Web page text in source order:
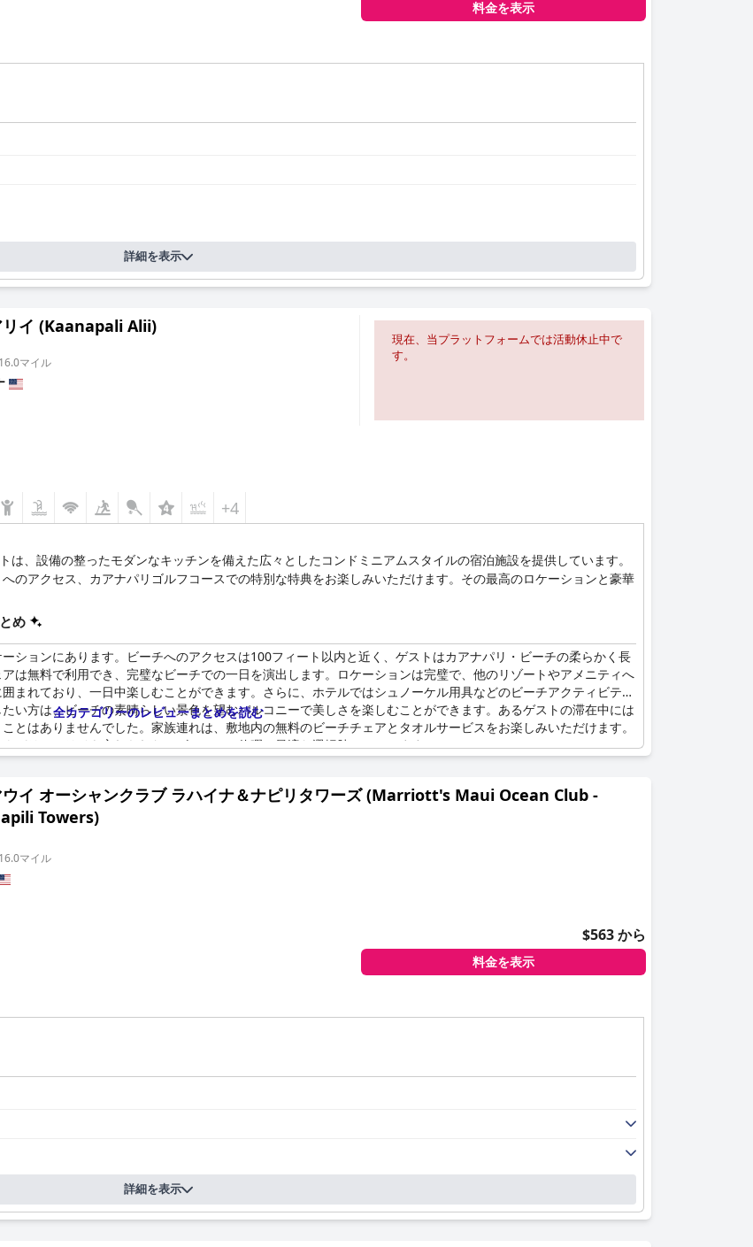
料金を表示
詳細を表示
リイ (Kaanapali Alii)
マイル
現在、当プラットフォームでは活動休止中で
す。
+4
は、設備の整ったモダンなキッチンを備えた広々としたコンドミニアムスタイルの宿泊施設を提供しています。
のアクセス、カアナパリゴルフコースでの特別な特典をお楽しみいただけます。その最高のロケーションと豪華
め
ションにあります。ビーチへのアクセスは100フィート以内と近く、ゲストはカアナパリ・ビーチの柔らかく長
は無料で利用でき、完璧なビーチでの一日を演出します。ロケーションは完璧で、他のリゾートやアメニティへ
まれており、一日中楽しむことができます。さらに、ホテルではシュノーケル用具などのビーチアクティビティ
い方は、ビーチの素晴らしい景色を望むバルコニーで美しさを楽しむことができます。あるゲストの滞在中には
とはありませんでした。家族連れは、敷地内の無料のビーチチェアとタオルサービスをお楽しみいただけます。
パリ・アリイを忘れられないビーチでの休暇に最適な選択肢にしています。
全カテゴリーのレビューまとめを読む
ウイ オーシャンクラブ ラハイナ＆ナピリタワーズ (Marriott's Maui Ocean Club -
Towers)
マイル
$563 から
料金を表示
詳細を表示